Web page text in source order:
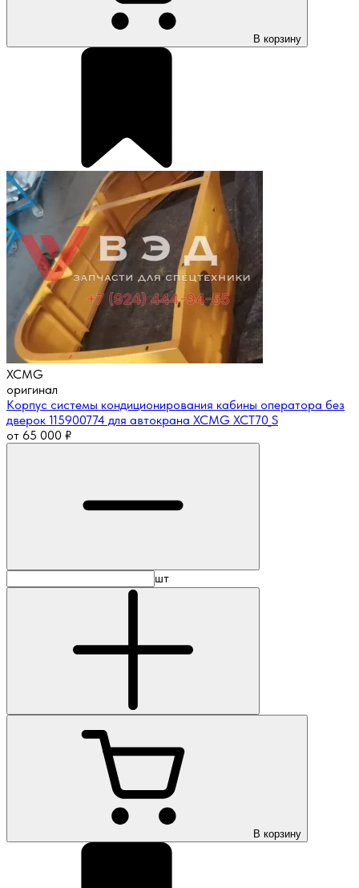
В корзину
XCMG
оригинал
Корпус системы кондиционирования кабины оператора без
дверок 115900774 для автокрана XCMG XCT70_S
от 65 000 ₽
шт
В корзину